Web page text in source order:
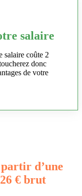
salaire
salaire coûte 2
donc
de votre
d’une
€ brut